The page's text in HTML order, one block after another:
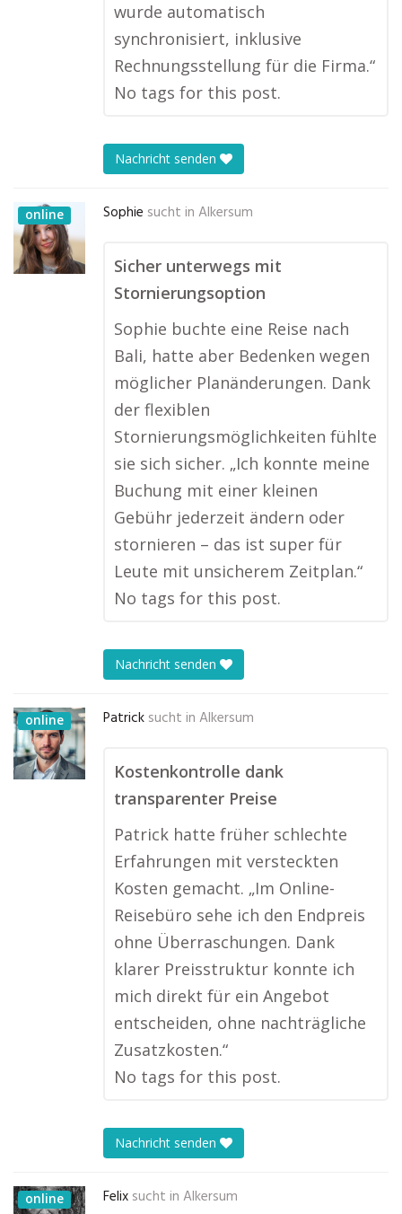
wurde automatisch
synchronisiert, inklusive
Rechnungsstellung für die Firma.“
No tags for this post.
Nachricht senden
online Sophie sucht in Alkersum
Sicher unterwegs mit
Stornierungsoption
Sophie buchte eine Reise nach
Bali, hatte aber Bedenken wegen
möglicher Planänderungen. Dank
der flexiblen
Stornierungsmöglichkeiten fühlte
sie sich sicher. „Ich konnte meine
Buchung mit einer kleinen
Gebühr jederzeit ändern oder
stornieren – das ist super für
Leute mit unsicherem Zeitplan.“
No tags for this post.
Nachricht senden
online Patrick sucht in Alkersum
Kostenkontrolle dank
transparenter Preise
Patrick hatte früher schlechte
Erfahrungen mit versteckten
Kosten gemacht. „Im Online-
Reisebüro sehe ich den Endpreis
ohne Überraschungen. Dank
klarer Preisstruktur konnte ich
mich direkt für ein Angebot
entscheiden, ohne nachträgliche
Zusatzkosten.“
No tags for this post.
Nachricht senden
online Felix sucht in Alkersum